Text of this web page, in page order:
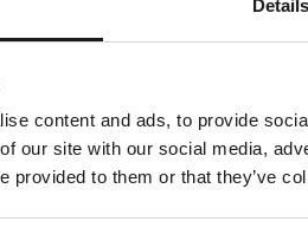
Details
content and ads, to provide
our site with our social media,
provided to them or that they’ve